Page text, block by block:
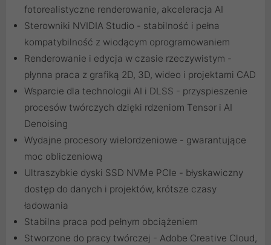
fotorealistyczne renderowanie, akceleracja AI
Sterowniki NVIDIA Studio - stabilność i pełna
kompatybilność z wiodącym oprogramowaniem
Renderowanie i edycja w czasie rzeczywistym -
płynna praca z grafiką 2D, 3D, wideo i projektami CAD
Wsparcie dla technologii AI i DLSS - przyspieszenie
procesów twórczych dzięki rdzeniom Tensor i AI
Denoising
Wydajne procesory wielordzeniowe - gwarantujące
moc obliczeniową
Ultraszybkie dyski SSD NVMe PCIe - błyskawiczny
dostęp do danych i projektów, krótsze czasy
ładowania
Stabilna praca pod pełnym obciążeniem
Stworzone do pracy twórczej - Adobe Creative Cloud,